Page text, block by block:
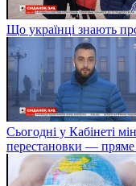
Що українці знають
Сьогодні у Кабінеті
перестановки —